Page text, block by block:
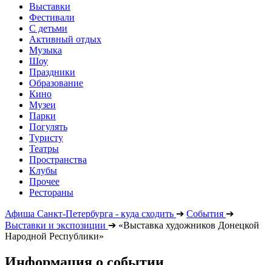
Выставки
Фестивали
С детьми
Активный отдых
Музыка
Шоу
Праздники
Образование
Кино
Музеи
Парки
Погулять
Туристу
Театры
Пространства
Клубы
Прочее
Рестораны
Афиша Санкт-Петербурга - куда сходить ➔ События ➔
Выставки и экспозиции ➔ «Выставка художников Донецкой
Народной Республики»
Информация о событии